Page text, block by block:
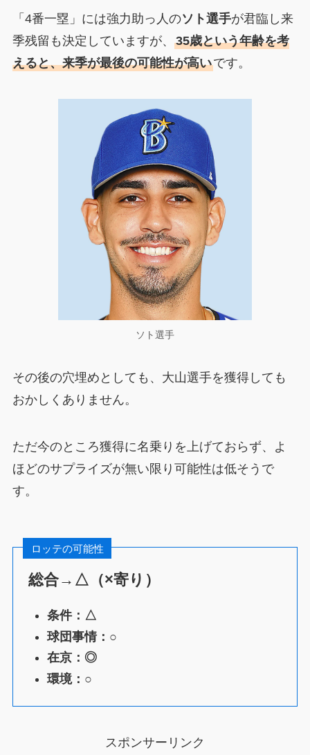
「4番一塁」には強力助っ人のソト選手が君臨し来
季残留も決定していますが、 35歳という年齢を考
えると、来季が最後の可能性が高いです。
ソト選手
その後の穴埋めとしても、大山選手を獲得しても
おかしくありません。
ただ今のところ獲得に名乗りを上げておらず、よ
ほどのサプライズが無い限り可能性は低そうで
す。
ロッテの可能性
総合→△（×寄り）
条件：△
球団事情：○
在京：◎
環境：○
スポンサーリンク